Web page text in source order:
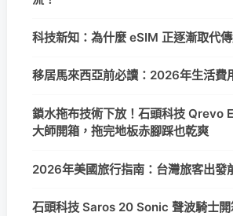
科技新知：為什麼 eSIM 正逐漸取代
移居馬來西亞前必讀：2026年生活費
鎖水拖布技術下放！石頭科技 Qrevo
大師開箱，拖完地板赤腳踩也乾爽
2026年美國旅行指南：台灣旅客出發
石頭科技 Saros 20 Sonic 聲波騎士